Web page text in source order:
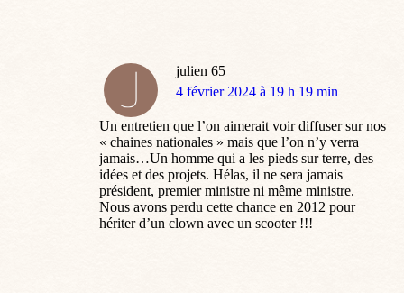
julien 65
dit
4 février 2024 à 19 h 19 min
Un entretien que l’on aimerait voir diffuser sur nos
« chaines nationales » mais que l’on n’y verra
jamais…Un homme qui a les pieds sur terre, des
idées et des projets. Hélas, il ne sera jamais
président, premier ministre ni même ministre.
Nous avons perdu cette chance en 2012 pour
hériter d’un clown avec un scooter !!!